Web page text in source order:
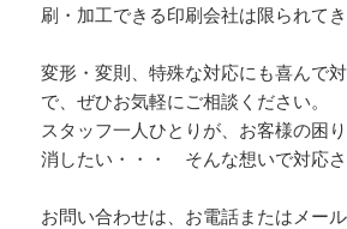
刷・加工できる印刷会社は限られてき
変形・変則、特殊な対応にも喜んで
で、ぜひお気軽にご相談ください。
スタッフ一人ひとりが、お客様の困
消したい・・・ そんな想いで対応さ
お問い合わせは、お電話またはメー